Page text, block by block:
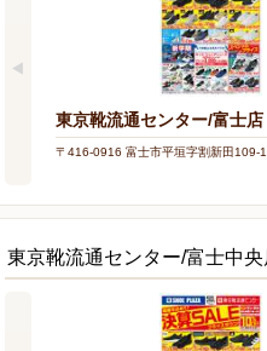
東京靴流通センター/富士店
〒416-0916 富士市平垣字割新田109-
東京靴流通センター/富士中